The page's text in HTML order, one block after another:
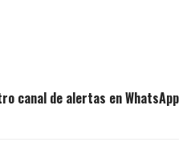
canal de alertas en WhatsApp